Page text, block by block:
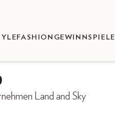
FASHION GEWINNSPIELE
Land and Sky